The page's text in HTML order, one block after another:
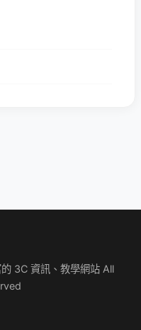
3C 資訊、教學網站 All